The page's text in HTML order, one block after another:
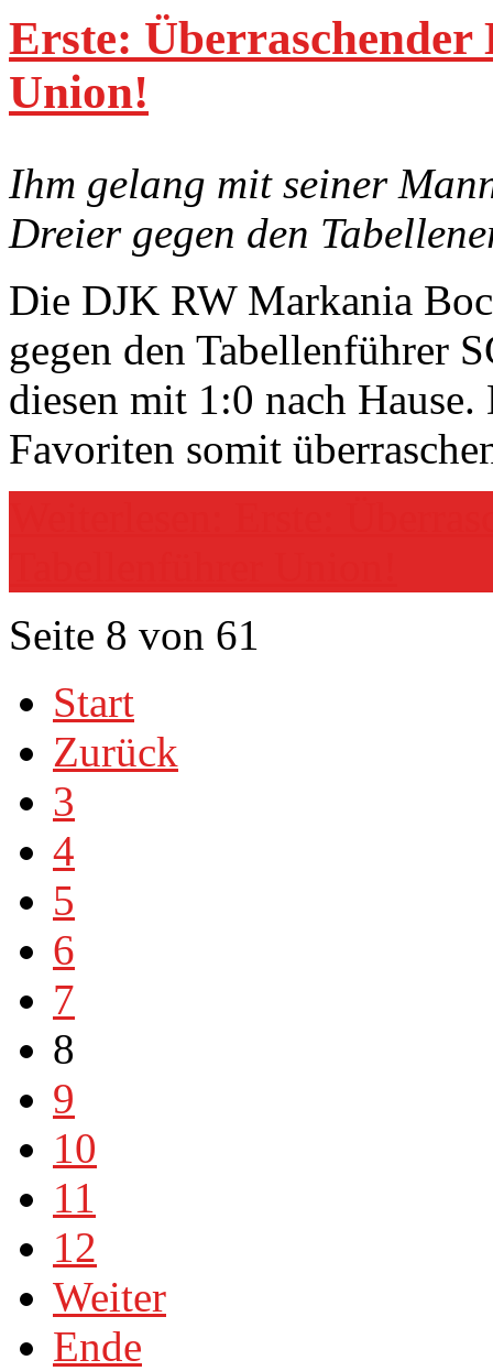
Erste: Überraschender
Union!
Ihm gelang mit seiner
Dreier gegen den
Die DJK RW Markania
gegen den Tabellenführer
diesen mit 1:0 nach
Favoriten somit
Seite 8 von 61
Start
Zurück
3
4
5
6
7
8
9
10
11
12
Weiter
Ende